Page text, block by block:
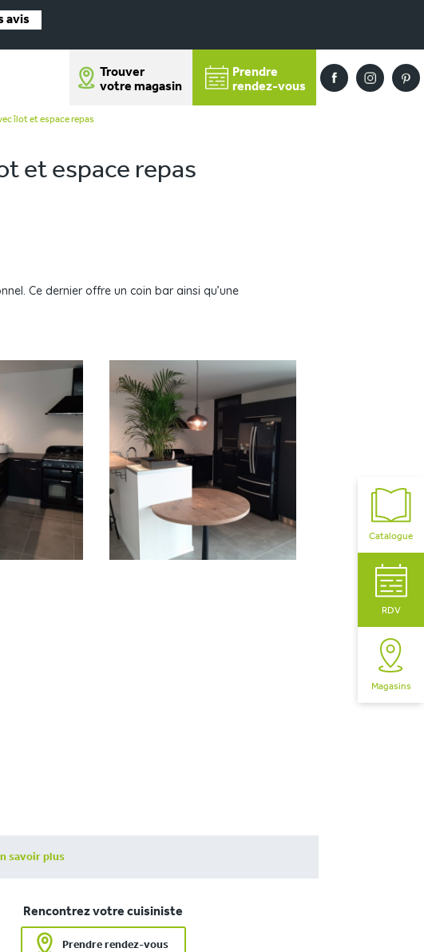
avis
Trouver
votre magasin
Prendre
rendez-vous
Catalogue
RDV
Magasins
îlot et espace repas
et espace repas
Ce dernier offre un coin bar ainsi qu’une
savoir plus
Rencontrez votre cuisiniste
Prendre rendez-vous